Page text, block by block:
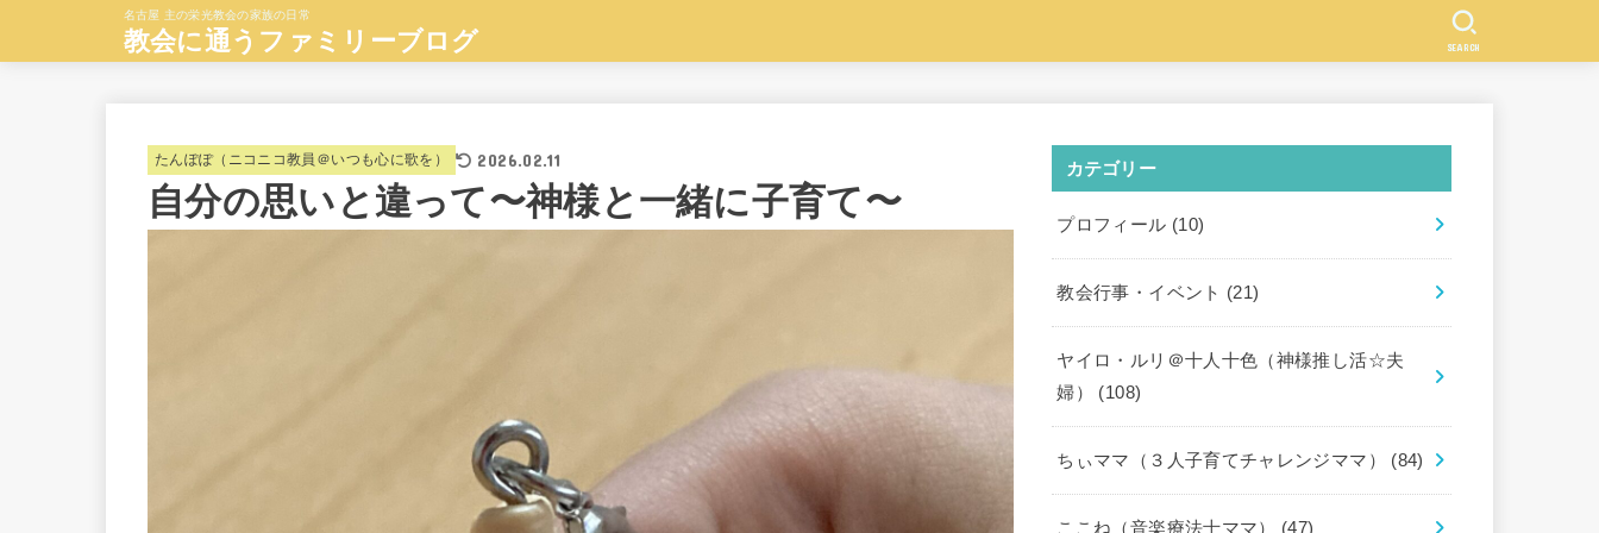
名古屋 主の栄光教会の家族の日常
教会に通うファミリーブログ SEARCH
たんぽぽ（ニコニコ教員＠いつも心に歌を） 2026.02.11
自分の思いと違って〜神様と一緒に子育て〜
カテゴリー
プロフィール (10)
教会行事・イベント (21)
ヤイロ・ルリ＠十人十色（神様推し活☆夫
婦） (108)
ちぃママ（３人子育てチャレンジママ） (84)
ここね（音楽療法士ママ） (47)